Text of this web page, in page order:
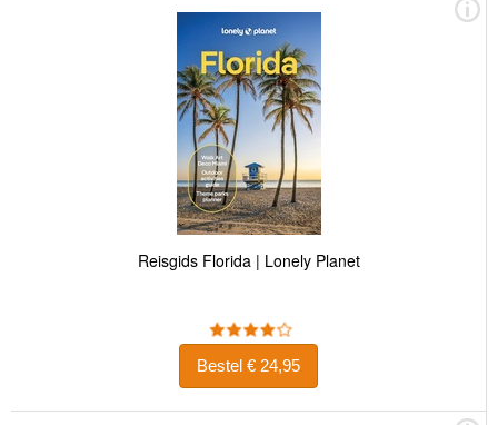
Reisgids Florida | Lonely Planet
Bestel € 24,95